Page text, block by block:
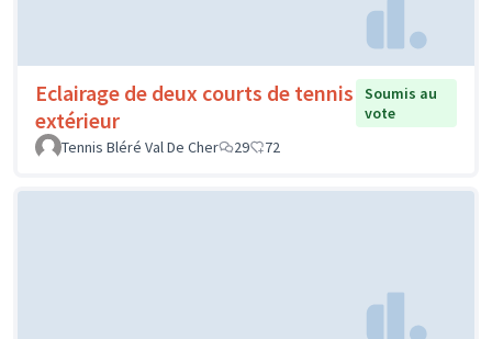
Eclairage de deux courts de tennis
extérieur
Soumis au
vote
Tennis Bléré Val De Cher
29 72